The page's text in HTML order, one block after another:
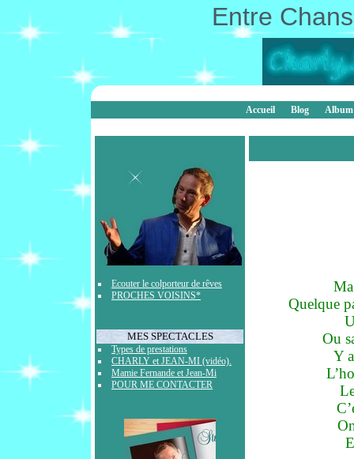
Entre
Accueil Blog
Ecouter le colporteur de rêves
PROCHES VOISINS*
MES SPECTACLES
Types de prestations
CHARLY et JEAN-MI (vidéo).
Mamie Fernande et Jean-Mi
POUR ME CONTACTER
Quelque
Ou
Y